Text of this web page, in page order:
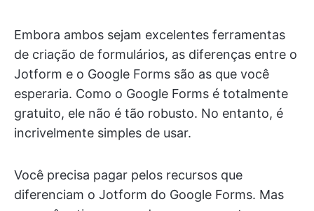
Embora ambos sejam excelentes ferramentas
de criação de formulários, as diferenças entre o
Jotform e o Google Forms são as que você
esperaria. Como o Google Forms é totalmente
gratuito, ele não é tão robusto. No entanto, é
incrivelmente simples de usar.
Você precisa pagar pelos recursos que
diferenciam o Jotform do Google Forms. Mas